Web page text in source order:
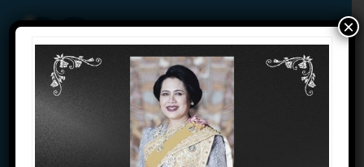
02-732-1900 , 02-732-1800 , 086-325-9004
Contact Click Support Click
×